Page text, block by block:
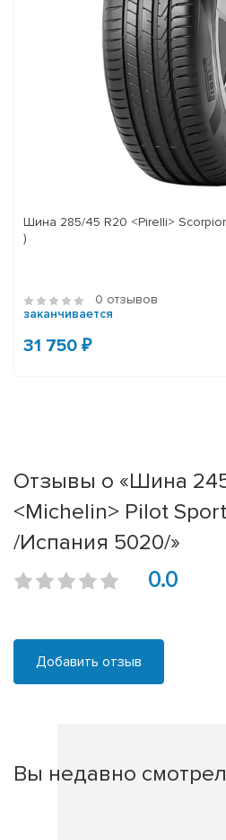
Шина 285/45 R20 <Pirelli>
)
0 отзывов
заканчивается
31 750 ₽
Отзывы о «Шина
<Michelin> Pilot
/Испания 5020/»
0.0
Добавить отзыв
Вы недавно